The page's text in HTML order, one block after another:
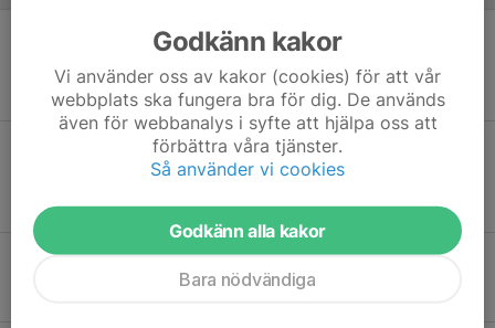
Söderköpings IBK F 10/14 - Linköping Innebandy
Sporthallen Vikingen
-
Linköping Innebandy Klass C - IBF Linköping F
-
Sön 17
Bergs IK F 13/14 - Linköping Innebandy Klass C
Ljungsbro Sporthall
Godkänn kakor
Vi använder oss av kakor (cookies) för att vår
webbplats ska fungera bra för dig. De används
även för webbanalys i syfte att hjälpa oss att
förbättra våra tjänster.
Så använder vi cookies
Godkänn alla kakor
Bara nödvändiga